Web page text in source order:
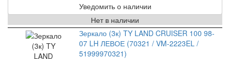
Уведомить о наличии
Нет в наличии
Зеркало (3к) TY LAND CRUISER 100 98-
07 LH ЛЕВОЕ (70321 / VM-2223EL /
51999970321)